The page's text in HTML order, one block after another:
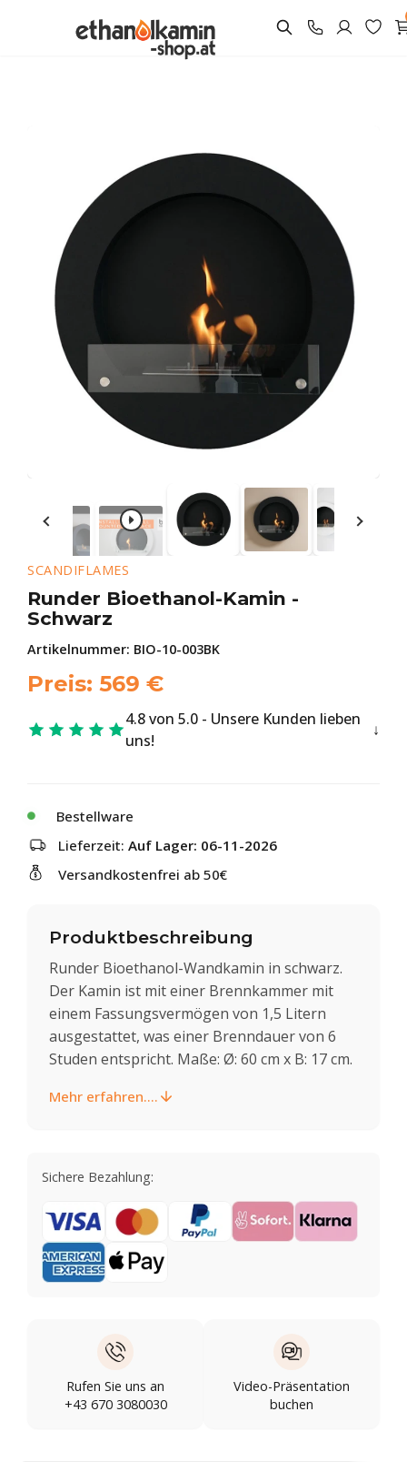
SCANDIFLAMES
Runder Bioethanol-Kamin -
Schwarz
Artikelnummer: BIO-10-003BK
Preis: 569 €
4.8 von 5.0 - Unsere Kunden lieben
uns!
Bestellware
Lieferzeit: Auf Lager: 06-11-2026
Versandkostenfrei ab 50€
Produktbeschreibung
Runder Bioethanol-Wandkamin in schwarz.
Der Kamin ist mit einer Brennkammer mit
einem Fassungsvermögen von 1,5 Litern
ausgestattet, was einer Brenndauer von 6
Studen entspricht. Maße: Ø: 60 cm x B: 17 cm.
Mehr erfahren....
Sichere Bezahlung:
Rufen Sie uns an
+43 670 3080030
Video-Präsentation
buchen